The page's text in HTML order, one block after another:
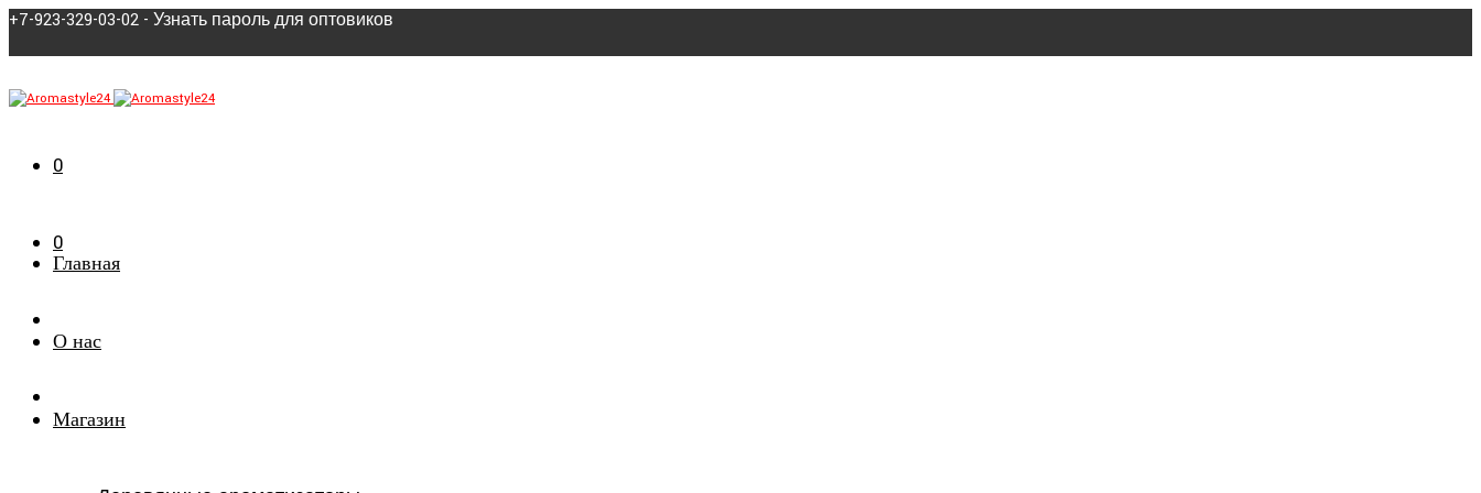
+7-923-329-03-02 - Узнать пароль для оптовиков
0
0
Главная
О нас
Магазин